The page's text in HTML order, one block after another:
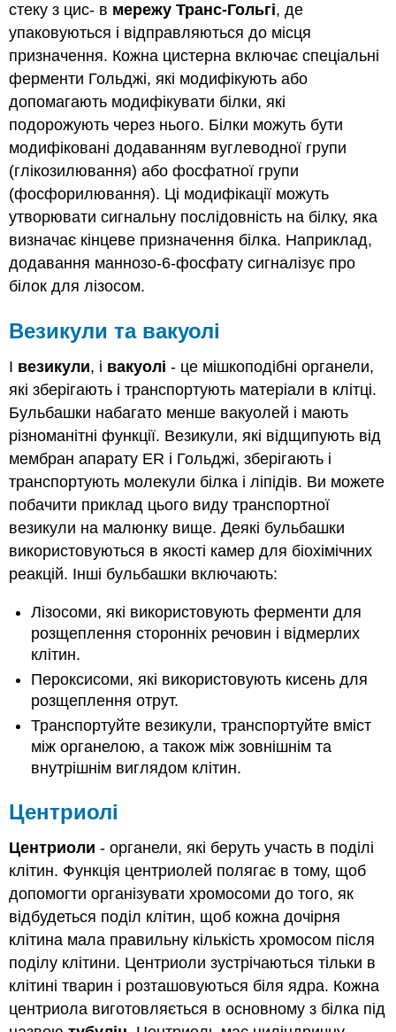
стеку з цис- в мережу Транс-Гольгі, де
упаковуються і відправляються до місця
призначення. Кожна цистерна включає спеціальні
ферменти Гольджі, які модифікують або
допомагають модифікувати білки, які
подорожують через нього. Білки можуть бути
модифіковані додаванням вуглеводної групи
(глікозилювання) або фосфатної групи
(фосфорилювання). Ці модифікації можуть
утворювати сигнальну послідовність на білку, яка
визначає кінцеве призначення білка. Наприклад,
додавання маннозо-6-фосфату сигналізує про
білок для лізосом.
Везикули та вакуолі
І везикули, і вакуолі - це мішкоподібні органели,
які зберігають і транспортують матеріали в клітці.
Бульбашки набагато менше вакуолей і мають
різноманітні функції. Везикули, які відщипують від
мембран апарату ER і Гольджі, зберігають і
транспортують молекули білка і ліпідів. Ви можете
побачити приклад цього виду транспортної
везикули на малюнку вище. Деякі бульбашки
використовуються в якості камер для біохімічних
реакцій. Інші бульбашки включають:
Лізосоми, які використовують ферменти для
розщеплення сторонніх речовин і відмерлих
клітин.
Пероксисоми, які використовують кисень для
розщеплення отрут.
Транспортуйте везикули, транспортуйте вміст
між органелою, а також між зовнішнім та
внутрішнім виглядом клітин.
Центриолі
Центриоли - органели, які беруть участь в поділі
клітин. Функція центриолей полягає в тому, щоб
допомогти організувати хромосоми до того, як
відбудеться поділ клітин, щоб кожна дочірня
клітина мала правильну кількість хромосом після
поділу клітини. Центриоли зустрічаються тільки в
клітині тварин і розташовуються біля ядра. Кожна
центриола виготовляється в основному з білка під